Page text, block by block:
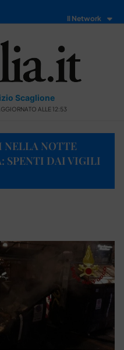
Il Network
Scaglione
ALLE 12:53
NELLA NOTTE
SPENTI DAI VIGILI